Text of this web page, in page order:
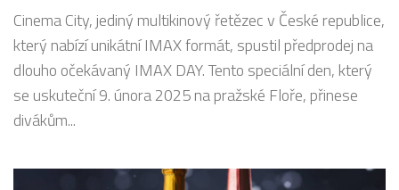
Cinema City, jediný multikinový řetězec v České republice,
který nabízí unikátní IMAX formát, spustil předprodej na
dlouho očekávaný IMAX DAY. Tento speciální den, který
se uskuteční 9. února 2025 na pražské Floře, přinese
divákům...